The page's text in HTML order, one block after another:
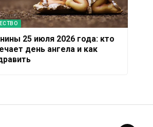
25 июля 2026 года: кто
день ангела и как